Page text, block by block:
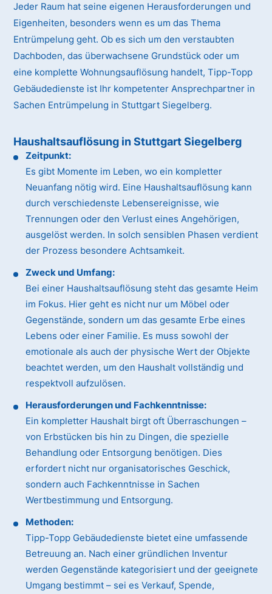
Jeder Raum hat seine eigenen Herausforderungen und
Eigenheiten, besonders wenn es um das Thema
Entrümpelung geht. Ob es sich um den verstaubten
Dachboden, das überwachsene Grundstück oder um
eine komplette Wohnungsauflösung handelt, Tipp-Topp
Gebäudedienste ist Ihr kompetenter Ansprechpartner in
Sachen Entrümpelung in Stuttgart Siegelberg.
Haushaltsauflösung in Stuttgart Siegelberg
Zeitpunkt:
Es gibt Momente im Leben, wo ein kompletter
Neuanfang nötig wird. Eine Haushaltsauflösung kann
durch verschiedenste Lebensereignisse, wie
Trennungen oder den Verlust eines Angehörigen,
ausgelöst werden. In solch sensiblen Phasen verdient
der Prozess besondere Achtsamkeit.
Zweck und Umfang:
Bei einer Haushaltsauflösung steht das gesamte Heim
im Fokus. Hier geht es nicht nur um Möbel oder
Gegenstände, sondern um das gesamte Erbe eines
Lebens oder einer Familie. Es muss sowohl der
emotionale als auch der physische Wert der Objekte
beachtet werden, um den Haushalt vollständig und
respektvoll aufzulösen.
Herausforderungen und Fachkenntnisse:
Ein kompletter Haushalt birgt oft Überraschungen –
von Erbstücken bis hin zu Dingen, die spezielle
Behandlung oder Entsorgung benötigen. Dies
erfordert nicht nur organisatorisches Geschick,
sondern auch Fachkenntnisse in Sachen
Wertbestimmung und Entsorgung.
Methoden:
Tipp-Topp Gebäudedienste bietet eine umfassende
Betreuung an. Nach einer gründlichen Inventur
werden Gegenstände kategorisiert und der geeignete
Umgang bestimmt – sei es Verkauf, Spende,